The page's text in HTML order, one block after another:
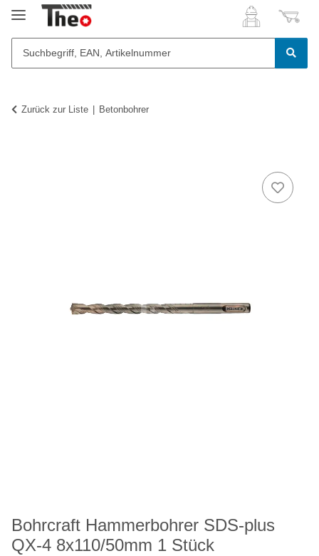
Zurück zur Liste Betonbohrer
Bohrcraft Hammerbohrer SDS-plus
QX-4 8x110/50mm 1 Stück